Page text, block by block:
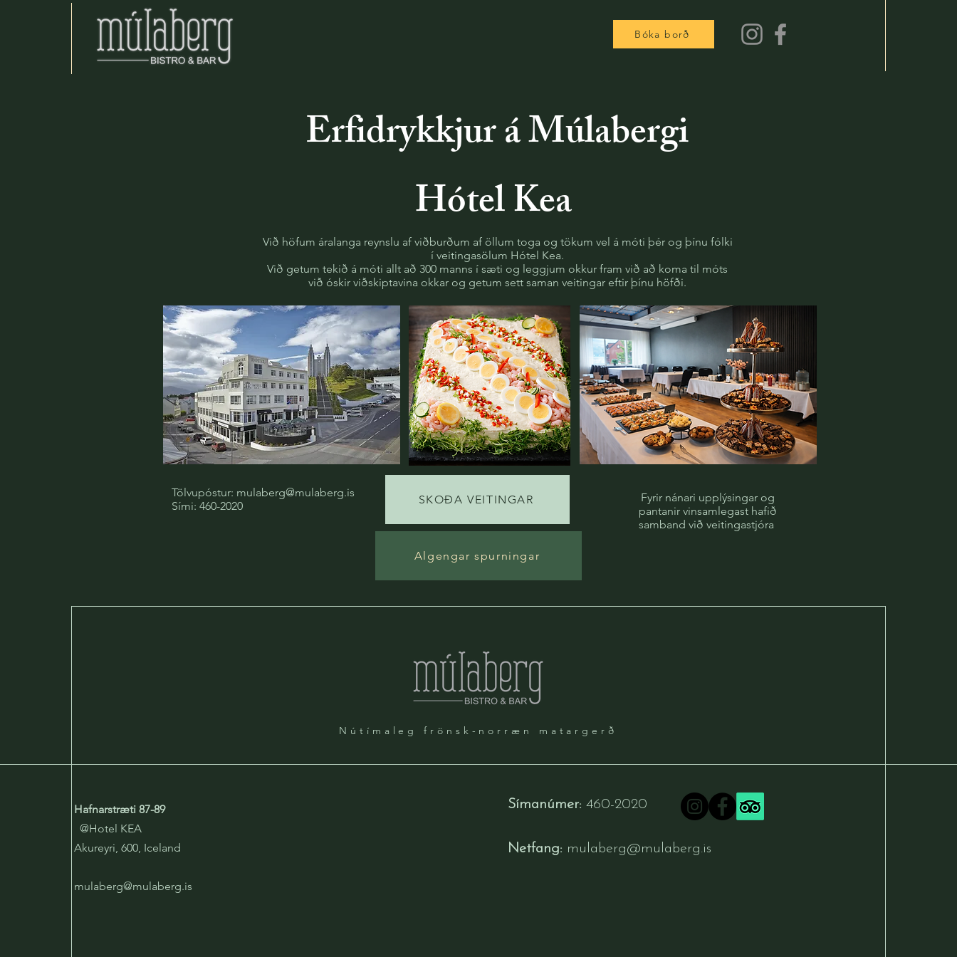
Bóka borð
Erfidrykkjur á Múlabergi
Hótel Kea
Við höfum áralanga reynslu af viðburðum af öllum toga og tökum vel á móti þér og þínu fólki
í veitingasölum Hótel Kea.
Við getum tekið á móti allt að 300 manns í sæti og leggjum okkur fram við að koma til móts
við óskir viðskiptavina okkar og getum sett saman veitingar eftir þínu höfði.
Tölvupóstur: mulaberg@mulaberg.is
Sími: 460-2020
SKOÐA VEITINGAR
Fyrir nánari upplýsingar og
pantanir vinsamlegast hafið
samband við veitingastjóra
Algengar spurningar
Nútímaleg frönsk-norræn matargerð
Hafnarstræti 87-89
@Hotel KEA
Akureyri, 600, Iceland
mulaberg@mulaberg.is
Símanúmer: 460-2020
Netfang: mulaberg@mulaberg.is